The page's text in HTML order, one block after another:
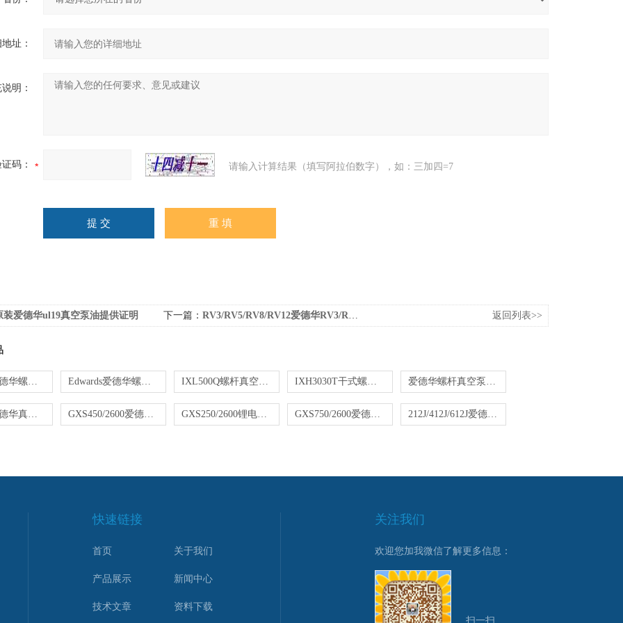
址：
明：
码： 请输入计算结果（填写阿拉伯数字），如：三加四=7
装爱德华ul19真空泵油提供证明 下一篇： RV3/RV5/RV8/RV12爱德华RV3/RV5/RV8/RV12真空泵油 返回列表>>
GXS160爱德华螺杆真空泵维修 Edwards爱德华螺杆真空泵维修 IXL500Q螺杆真空泵变频器故障维修 IXH3030T干式螺杆真空泵卡死维修保养 爱德华螺杆真空泵维修宝典(Edwards)
Edwards爱德华真空泵维修 GXS450/2600爱德华螺杆真空泵维修保养 GXS250/2600锂电池工艺爱德华干式螺杆真空泵维修保养 GXS750/2600爱德华干式螺杆真空泵维修授权厂家 212J/412J/612J爱德华斯托克斯Stokes滑阀泵维修保养
快速链接
首页 关于我们
产品展示 新闻中心
技术文章 资料下载
关注我们
欢迎您加我微信了解更多信息：
扫一扫